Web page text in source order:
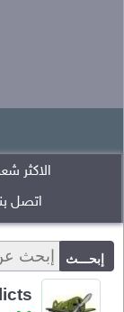
الاكثر
اتصل